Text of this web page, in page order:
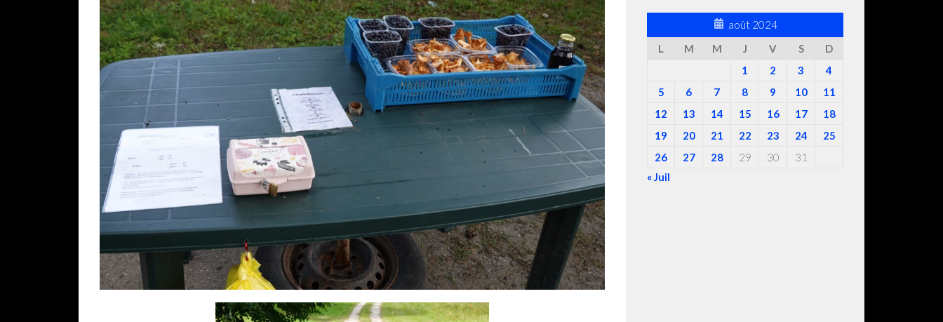
août 2024
L
M M J V S
D
1
2 3
4
5
6 7 8 9 10
11
12
13 14 15 16 17
18
19
20 21 22 23 24
25
26
27 28 29 30
31
« Juil